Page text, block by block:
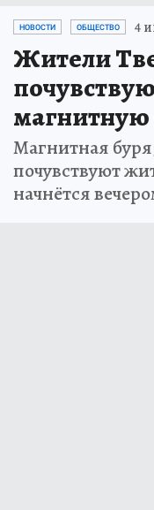
НОВОСТИ ОБЩЕСТВО 4
Жители
магнитную
Магнитная
почувствуют
начнётся